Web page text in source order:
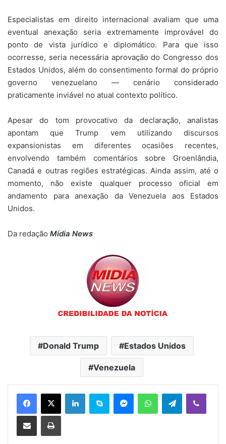
Especialistas em direito internacional avaliam que uma
eventual anexação seria extremamente improvável do
ponto de vista jurídico e diplomático. Para que isso
ocorresse, seria necessária aprovação do Congresso dos
Estados Unidos, além do consentimento formal do próprio
governo venezuelano — cenário considerado
praticamente inviável no atual contexto político.
Apesar do tom provocativo da declaração, analistas
apontam que Trump vem utilizando discursos
expansionistas em diferentes ocasiões recentes,
envolvendo também comentários sobre Groenlândia,
Canadá e outras regiões estratégicas. Ainda assim, até o
momento, não existe qualquer processo oficial em
andamento para anexação da Venezuela aos Estados
Unidos.
Da redação Mídia News
Donald Trump Estados Unidos
Venezuela
Telegram